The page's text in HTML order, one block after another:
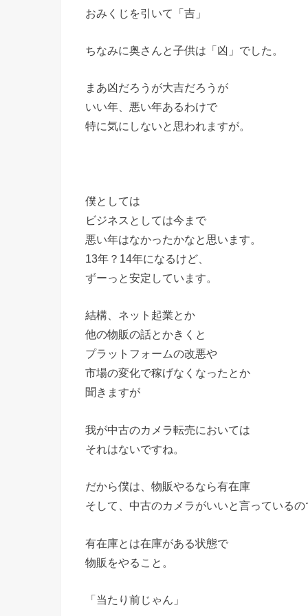
おみくじを引いて「吉」
ちなみに奥さんと子供は「凶」でした。
まあ凶だろうが大吉だろうが
いい年、悪い年あるわけで
特に気にしないと思われますが。
僕としては
ビジネスとしては今まで
悪い年はなかったかなと思います。
13年？14年になるけど、
ずーっと安定しています。
結構、ネット起業とか
他の物販の話とかきくと
プラットフォームの改悪や
市場の変化で稼げなくなったとか
聞きますが
我が中古のカメラ転売においては
それはないですね。
だから僕は、物販やるなら有在庫
そして、中古のカメラがいいと言っているの
有在庫とは在庫がある状態で
物販をやること。
「当たり前じゃん」